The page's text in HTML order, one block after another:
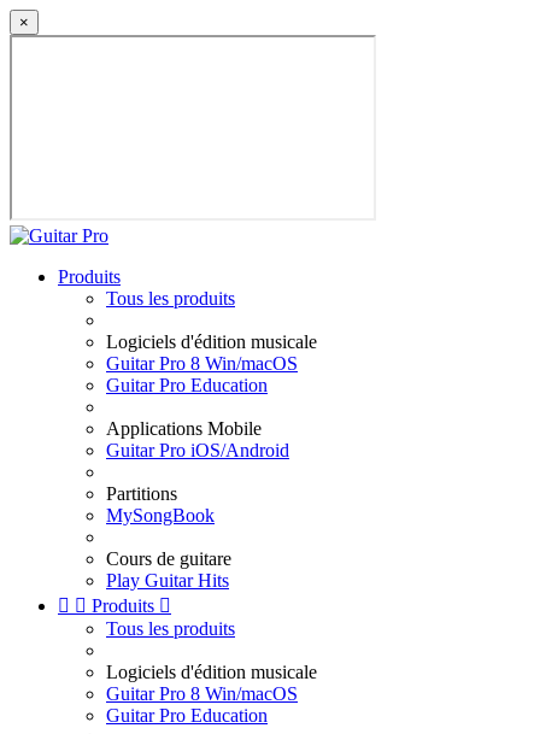
×
Produits
Tous les produits
Logiciels d'édition musicale
Guitar Pro 8 Win/macOS
Guitar Pro Education
Applications Mobile
Guitar Pro iOS/Android
Partitions
MySongBook
Cours de guitare
Play Guitar Hits
  Produits 
Tous les produits
Logiciels d'édition musicale
Guitar Pro 8 Win/macOS
Guitar Pro Education